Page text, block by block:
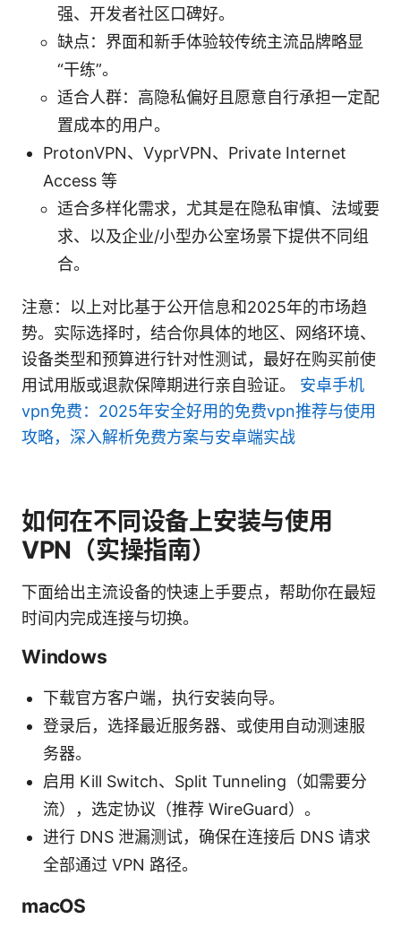
强、开发者社区口碑好。
缺点：界面和新手体验较传统主流品牌略显
“干练”。
适合人群：高隐私偏好且愿意自行承担一定配
置成本的用户。
ProtonVPN、VyprVPN、Private Internet
Access 等
适合多样化需求，尤其是在隐私审慎、法域要
求、以及企业/小型办公室场景下提供不同组
合。
注意：以上对比基于公开信息和2025年的市场趋
势。实际选择时，结合你具体的地区、网络环境、
设备类型和预算进行针对性测试，最好在购买前使
用试用版或退款保障期进行亲自验证。 安卓手机
vpn免费：2025年安全好用的免费vpn推荐与使用
攻略，深入解析免费方案与安卓端实战
如何在不同设备上安装与使用
VPN（实操指南）
下面给出主流设备的快速上手要点，帮助你在最短
时间内完成连接与切换。
Windows
下载官方客户端，执行安装向导。
登录后，选择最近服务器、或使用自动测速服
务器。
启用 Kill Switch、Split Tunneling（如需要分
流），选定协议（推荐 WireGuard）。
进行 DNS 泄漏测试，确保在连接后 DNS 请求
全部通过 VPN 路径。
macOS